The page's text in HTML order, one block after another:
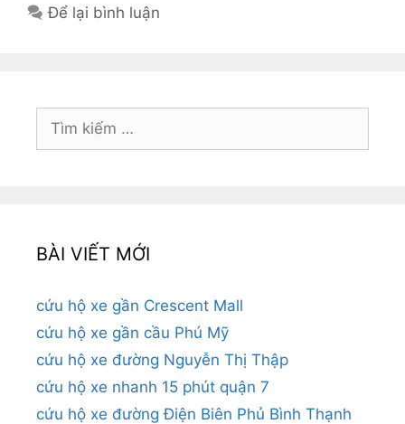
Để lại bình luận
Tìm
kiếm
BÀI VIẾT MỚI
cứu hộ xe gần Crescent Mall
cứu hộ xe gần cầu Phú Mỹ
cứu hộ xe đường Nguyễn Thị Thập
cứu hộ xe nhanh 15 phút quận 7
cứu hộ xe đường Điện Biên Phủ Bình Thạnh